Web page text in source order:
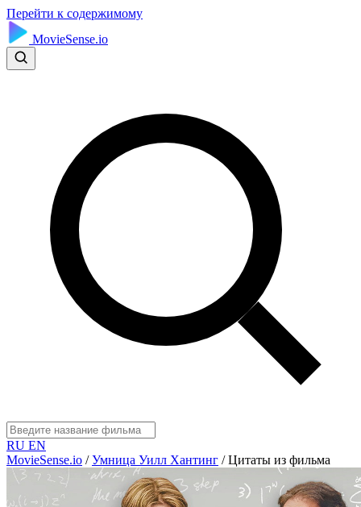
Перейти к содержимому
MovieSense.io
RU EN
MovieSense.io / Умница Уилл Хантинг / Цитаты из фильма